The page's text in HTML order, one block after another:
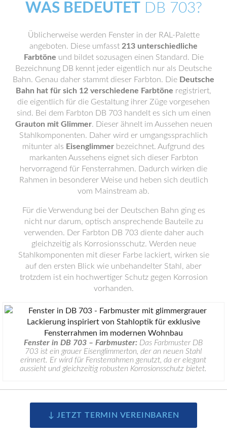
WAS BEDEUTETDB 703?
Üblicherweise werden Fenster in der RAL-Palette
angeboten. Diese umfasst 213 unterschiedliche
Farbtöne und bildet sozusagen einen Standard. Die
Bezeichnung DB kennt jeder eigentlich nur als Deutsche
Bahn. Genau daher stammt dieser Farbton. Die Deutsche
Bahn hat für sich 12 verschiedene Farbtöne registriert,
die eigentlich für die Gestaltung ihrer Züge vorgesehen
sind. Bei dem Farbton DB 703 handelt es sich um einen
Grauton mit Glimmer. Dieser ähnelt im Aussehen neuen
Stahlkomponenten. Daher wird er umgangssprachlich
mitunter als Eisenglimmer bezeichnet. Aufgrund des
markanten Aussehens eignet sich dieser Farbton
hervorragend für Fensterrahmen. Dadurch wirken die
Rahmen in besonderer Weise und heben sich deutlich
vom Mainstream ab.
Für die Verwendung bei der Deutschen Bahn ging es
nicht nur darum, optisch ansprechende Bauteile zu
verwenden. Der Farbton DB 703 diente daher auch
gleichzeitig als Korrosionsschutz. Werden neue
Stahlkomponenten mit dieser Farbe lackiert, wirken sie
auf den ersten Blick wie unbehandelter Stahl, aber
trotzdem ist ein hochwertiger Schutz gegen Korrosion
vorhanden.
Fenster in DB 703 – Farbmuster: Das Farbmuster DB
703 ist ein grauer Eisenglimmerton, der an neuen Stahl
erinnert. Er wird für Fensterrahmen genutzt, da er elegant
aussieht und gleichzeitig robusten Korrosionsschutz bietet.
↓ JETZT TERMIN VEREINBAREN